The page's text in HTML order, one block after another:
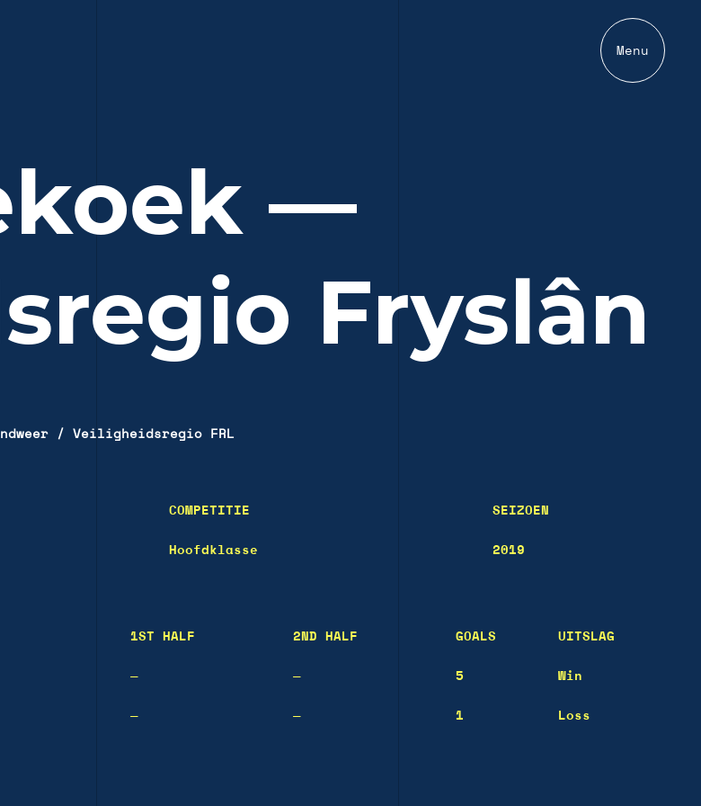
Menu
—
Fryslân
/ Veiligheidsregio FRL
COMPETITIE SEIZOEN
Hoofdklasse 2019
1ST HALF 2ND HALF GOALS UITSLAG
— — 5 Win
— — 1 Loss